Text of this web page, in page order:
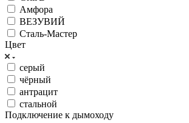
Амфора
ВЕЗУВИЙ
Сталь-Мастер
Цвет
серый
чёрный
антрацит
стальной
Подключение к дымоходу